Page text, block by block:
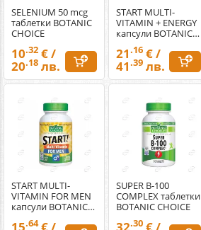
SELENIUM 50 mcg
таблетки BOTANIC
CHOICE
10.32 € /
20.18 лв.
START MULTI-
VITAMIN + ENERGY
капсули BOTANIC
CHOICE
21.16€ /
41.39лв.
START MULTI-
VITAMIN FOR MEN
капсули BOTANIC
CHOICE
15.64€ /
SUPER B-100
COMPLEX таблетки
BOTANIC CHOICE
32.30€ /